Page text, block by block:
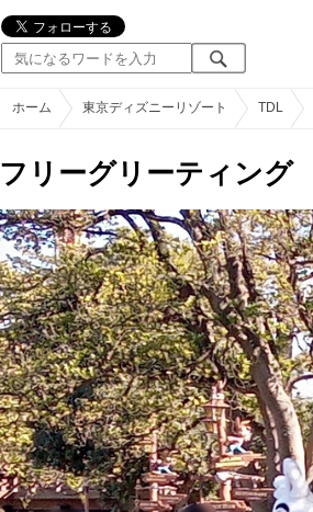
ホーム 東京ディズニーリゾート TDL
フリーグリーティング